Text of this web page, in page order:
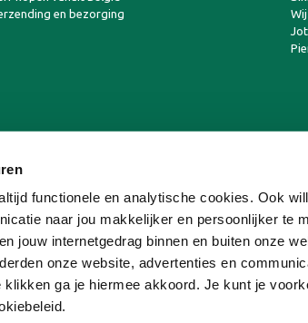
functionele en analytische cookies. Ook
naar jou makkelijker en persoonlijker te
jouw internetgedrag binnen en buiten onze
onze website, advertenties en
klikken ga je hiermee akkoord. Je kunt je
en bezorging